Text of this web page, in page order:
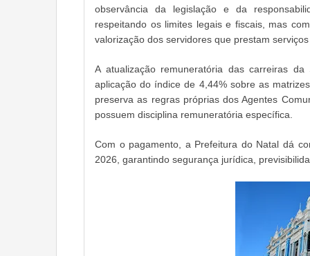
observância da legislação e da
respeitando os limites legais e fiscais, mas
valorização dos servidores que prestam
A atualização remuneratória das carreiras
aplicação do índice de 4,44% sobre as
preserva as regras próprias dos Agentes
possuem disciplina remuneratória específica.
Com o pagamento, a Prefeitura do Natal dá
2026, garantindo segurança jurídica,